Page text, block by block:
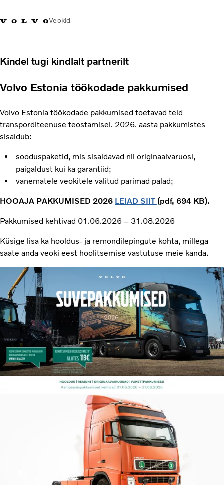
Veokid
8360
Service
Transpordilahendused
Teenused
KONTAKTID & ESINDUSED
Meist
Kampaaniad
Kindel tugi kindlalt partnerilt
Volvo Estonia töökodade pakkumised
Volvo Estonia töökodade pakkumised toetavad teid
transporditeenuse teostamisel. 2026. aasta pakkumistes
sisaldub:
sooduspaketid, mis sisaldavad nii originaalvaruosi,
paigaldust kui ka garantiid;
vanematele veokitele valitud parimad palad;
HOOAJA PAKKUMISED 2026 LEIAD SIIT (pdf, 694 KB).
Pakkumised kehtivad 01.06.2026 – 31.08.2026
Küsige lisa ka hooldus- ja remondilepingute kohta, millega
saate anda veoki eest hoolitsemise vastutuse meie kanda.